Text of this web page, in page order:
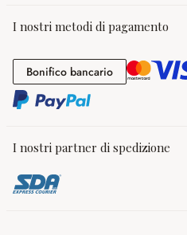
I nostri metodi di pagamento
Bonifico bancarioBonifico
I nostri partner di spedizione